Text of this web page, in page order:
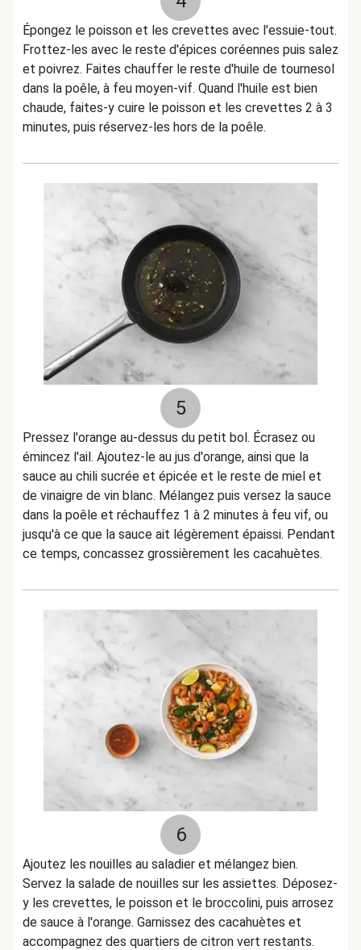
Épongez le poisson et les crevettes avec l'essuie-tout.
Frottez-les avec le reste d'épices coréennes puis salez
et poivrez. Faites chauffer le reste d'huile de tournesol
dans la poêle, à feu moyen-vif. Quand l'huile est bien
chaude, faites-y cuire le poisson et les crevettes 2 à 3
minutes, puis réservez-les hors de la poêle.
5
Pressez l'orange au-dessus du petit bol. Écrasez ou
émincez l'ail. Ajoutez-le au jus d'orange, ainsi que la
sauce au chili sucrée et épicée et le reste de miel et
de vinaigre de vin blanc. Mélangez puis versez la sauce
dans la poêle et réchauffez 1 à 2 minutes à feu vif, ou
jusqu'à ce que la sauce ait légèrement épaissi. Pendant
ce temps, concassez grossièrement les cacahuètes.
6
Ajoutez les nouilles au saladier et mélangez bien.
Servez la salade de nouilles sur les assiettes. Déposez-
y les crevettes, le poisson et le broccolini, puis arrosez
de sauce à l'orange. Garnissez des cacahuètes et
accompagnez des quartiers de citron vert restants.